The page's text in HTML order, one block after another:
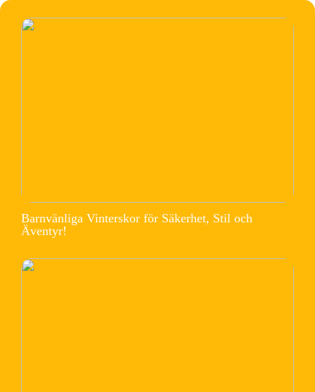
Barnvänliga Vinterskor för Säkerhet, Stil och
Äventyr!